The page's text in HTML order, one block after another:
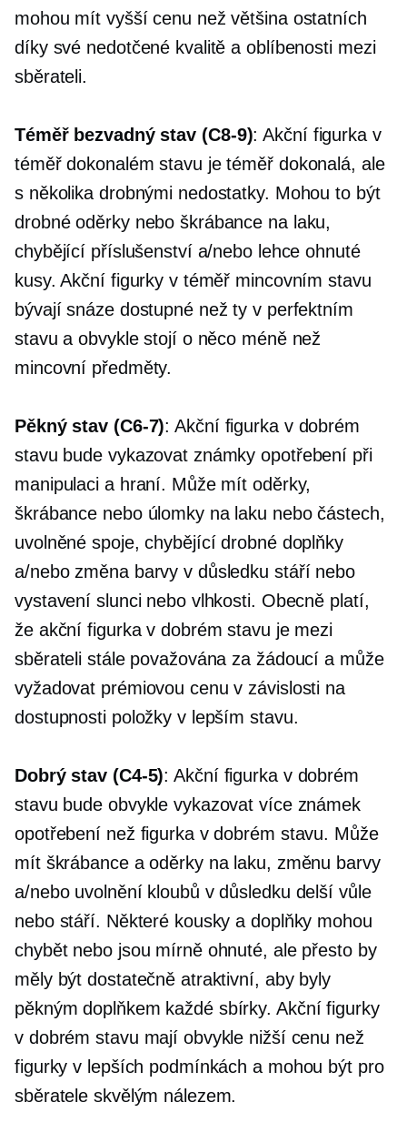
mohou mít vyšší cenu než většina ostatních
díky své nedotčené kvalitě a oblíbenosti mezi
sběrateli.
Téměř bezvadný stav (C8-9): Akční figurka v
téměř dokonalém stavu je téměř dokonalá, ale
s několika drobnými nedostatky. Mohou to být
drobné oděrky nebo škrábance na laku,
chybějící příslušenství a/nebo lehce ohnuté
kusy. Akční figurky v téměř mincovním stavu
bývají snáze dostupné než ty v perfektním
stavu a obvykle stojí o něco méně než
mincovní předměty.
Pěkný stav (C6-7): Akční figurka v dobrém
stavu bude vykazovat známky opotřebení při
manipulaci a hraní. Může mít oděrky,
škrábance nebo úlomky na laku nebo částech,
uvolněné spoje, chybějící drobné doplňky
a/nebo změna barvy v důsledku stáří nebo
vystavení slunci nebo vlhkosti. Obecně platí,
že akční figurka v dobrém stavu je mezi
sběrateli stále považována za žádoucí a může
vyžadovat prémiovou cenu v závislosti na
dostupnosti položky v lepším stavu.
Dobrý stav (C4-5): Akční figurka v dobrém
stavu bude obvykle vykazovat více známek
opotřebení než figurka v dobrém stavu. Může
mít škrábance a oděrky na laku, změnu barvy
a/nebo uvolnění kloubů v důsledku delší vůle
nebo stáří. Některé kousky a doplňky mohou
chybět nebo jsou mírně ohnuté, ale přesto by
měly být dostatečně atraktivní, aby byly
pěkným doplňkem každé sbírky. Akční figurky
v dobrém stavu mají obvykle nižší cenu než
figurky v lepších podmínkách a mohou být pro
sběratele skvělým nálezem.